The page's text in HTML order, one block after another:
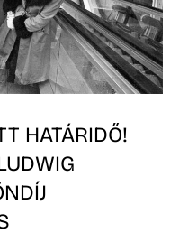
HATÁRIDŐ!